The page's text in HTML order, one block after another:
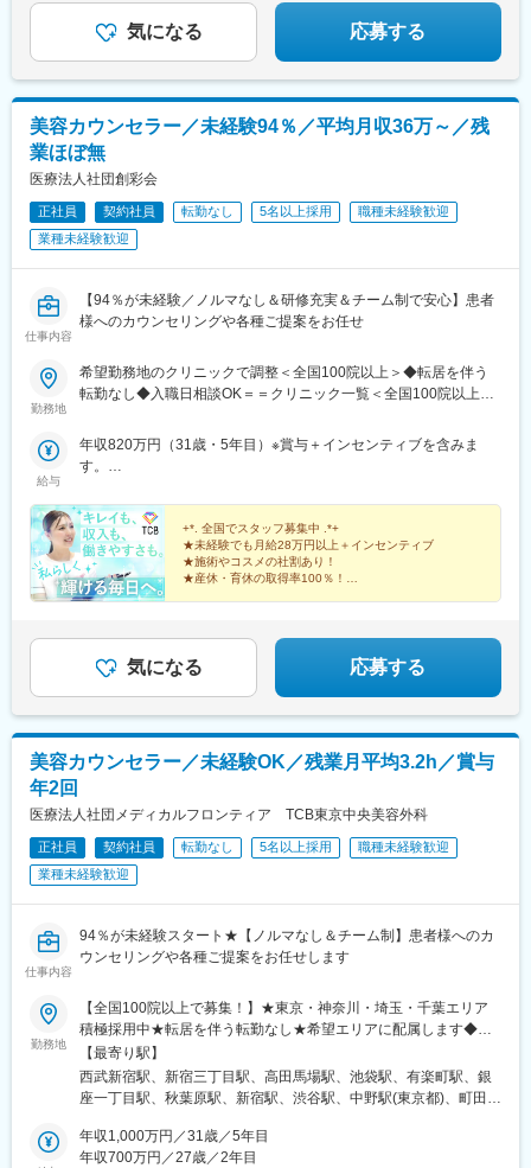
前駅、江坂駅、心斎橋駅、京都駅、烏丸駅、三ノ宮駅、姫路駅、
近鉄奈良駅、和歌山駅、草津駅(滋賀県)、徳山駅、立町駅、福山
駅、県庁前駅(沖縄県)、新宿西口駅、新宿駅(東京メトロ)、学習院
下駅、東池袋駅、日比谷駅、銀座駅、岩本町駅、立川駅、京王八
王子駅、高輪台駅、奥沢駅、神奈川駅、平沼橋駅、京急川崎駅、
石上駅、新越谷駅、宇都宮駅東口駅、新千葉駅、栄町駅(千葉県)、
船橋駅、札幌駅、仙台駅(地下鉄)、曽根田駅、栄駅(愛知県)、名古
屋駅、西高蔵駅、新豊田駅、新豊橋駅、岐阜駅、新静岡駅、浜松
駅、三島田町駅、市役所前駅(長野県)、金沢駅、あすなろう四日市
阿部野橋駅、四ツ橋駅、七条駅、四条駅(京都市営)、三宮駅(神戸
新交通)、山陽姫路駅、田中口駅、八丁堀駅(広島県)、高松築港
県)、東比恵駅、鹿児島中央駅、水道町駅、五島町駅、旭橋駅、西
早稲田駅、末広町駅(東京都)、立川南駅、高輪ゲートウェイ駅、九
り駅、三島駅、七ツ屋駅、富山駅、福井城址大名町駅、なんば駅
(南海線)、大阪駅、天王寺駅、西大橋駅、五条駅(京都市営)、京都
駅、はりまや橋駅、旦過駅、高見橋駅、熊本城・市役所前駅、長
崎駅(長崎県)、美栄橋駅
気になる 応募する
美容カウンセラー／未経験94％／平均月収36万～／残
業ほぼ無
医療法人社団創彩会
正社員 契約社員 転勤なし 5名以上採用
職種未経験歓迎
業種未経験歓迎
仕事内容
【94％が未経験／ノルマなし＆研修充実＆チーム制で安心】患者
様へのカウンセリングや各種ご提案をお任せ
勤務地
希望勤務地のクリニックで調整＜全国100院以上＞◆転居を伴う
転勤なし◆入職日相談OK＝＝クリニック一覧＜全国100院以上展
岡院、秋田院、山形院、仙台駅前院、福島院、郡山院など【関
東】新宿東口院、池袋駅前院、品川院、秋葉原院、町田院、八王
院、水戸院、つくば院、宇都宮院、高崎院、前橋院など【中部】
名古屋栄院、岐阜院、静岡院、浜松院、三島院、新潟院、金沢
院、福井院、富山院、長野院、松本院、山梨甲府駅前院など【近
畿】大阪駅前院、天王寺院、京都駅前院、奈良院、姫路院、神戸
院、和歌山院、四日市院など【中四国】広島院、福山院、松山
院、高松院、高知院、徳島院、松江院、周南徳山駅ビル院【九
院、鹿児島院、那覇院など※受動喫煙対策あり
給与
年収820万円（31歳・5年目）※賞与＋インセンティブを含みま
す。
す。
+*. 全国でスタッフ募集中 .*+
★未経験でも月給28万円以上＋インセンティブ
★施術やコスメの社割あり！
★産休・育休の取得率100％！
気になる 応募する
美容カウンセラー／未経験OK／残業月平均3.2h／賞与
年2回
医療法人社団メディカルフロンティア TCB東京中央美容外科
正社員 契約社員 転勤なし 5名以上採用
職種未経験歓迎
業種未経験歓迎
仕事内容
94％が未経験スタート★【ノルマなし＆チーム制】患者様へのカ
ウンセリングや各種ご提案をお任せします
勤務地
【全国100院以上で募集！】★東京・神奈川・埼玉・千葉エリア
積極採用中★転居を伴う転勤なし★希望エリアに配属します◆ク
リニック一覧＜全国100院以上展開＞【北海道・東北】旭川駅前
院、青森院、盛岡院、秋田院、山形院、仙台駅前院、福島院、郡
山院 など【関東】新宿東口院、池袋駅前院、品川院、秋葉原
横浜院、大宮東口院、水戸院、つくば院、宇都宮院、高崎院、前
橋院 など【中部】名古屋駅前院 、名古屋栄院、金山院、岐阜
【最寄り駅】
西武新宿駅、新宿三丁目駅、高田馬場駅、池袋駅、有楽町駅、銀
座一丁目駅、秋葉原駅、新宿駅、渋谷駅、中野駅(東京都)、町田
浜駅、横浜駅、川崎駅、藤沢駅、本厚木駅、大宮駅(埼玉県)、川口
駅、川越駅、南越谷駅、宇都宮駅、水戸駅、つくば駅、千葉駅、
年収1,000万円／31歳／5年目
年収700万円／27歳／2年目